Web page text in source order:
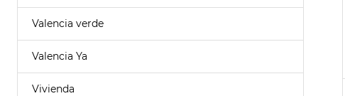
Valencia verde
Valencia Ya
Vivienda